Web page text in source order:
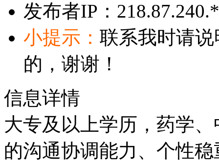
发布者IP： 218.87.240.*
小提示： 联系我时请
的，谢谢！
信息详情
大专及以上学历，药学
的沟通协调能力、个性